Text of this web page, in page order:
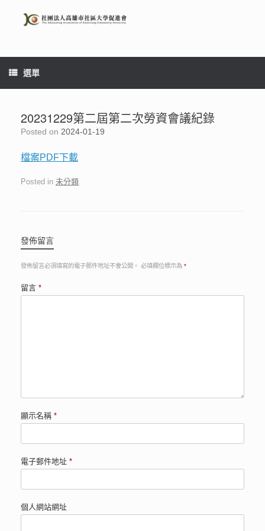
content
選單
20231229第二屆第二次勞資會議紀錄
Posted on 2024-01-19
檔案PDF下載
Posted in 未分類.
發佈留言
發佈留言必須填寫的電子郵件地址不會公開。 必填欄位標示為 *
留言 *
顯示名稱 *
電子郵件地址 *
個人網站網址